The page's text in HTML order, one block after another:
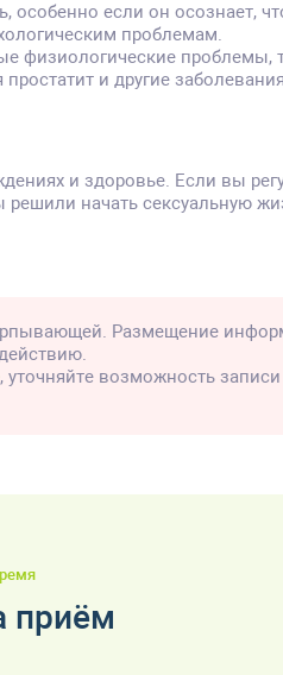
если он осознает,
проблемам.
проблемы,
и другие
и здоровье. Если вы
решили начать сексуальную
Размещение
, уточняйте возможность
приём